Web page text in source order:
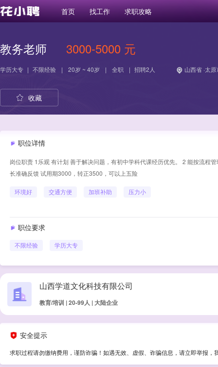
首页 找工作 求职攻略
教务老师 3000-5000 元
学历大专 | 不限经验 | 20岁 ~ 40岁 | 全职 | 招聘2人 山西省 ·太
收藏
职位详情
岗位职责 1乐观 有计划 善于解决问题，有初中学科代课经历优先。 2 能按流程
长准确反馈 试用期3000，转正3500，可以上五险
环境好 交通方便 加班补助 压力小
职位要求
不限经验 学历大专
山西学道文化科技有限公司
教育/培训 | 20-99人 | 大陆企业
安全提示
求职过程请勿缴纳费用，谨防诈骗！如遇无效、虚假、诈骗信息，请立即举报，